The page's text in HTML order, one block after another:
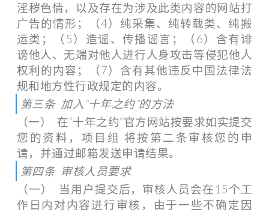
淫秽色情，以及存在为涉及此类内容的网站打
广告的情形；（4）纯采集、纯转载类、纯搬
运类；（5）造谣、传播谣言；（6）含有诽
谤他人、无端对他人进行人身攻击等侵犯他人
权利的内容；（7）含有其他违反中国法律法
规和地方性行政规定的内容。
第三条 加入“十年之约”的方法
（一） 在“十年之约”官方网站按要求如实提交
您的资料，项目组 将按第二条审核您的申
请，并通过邮箱发送申请结果。
第四条 审核人员要求
（一） 当用户提交后，审核人员会在15个工
作日内对内容进行审核，由于一些不确定因